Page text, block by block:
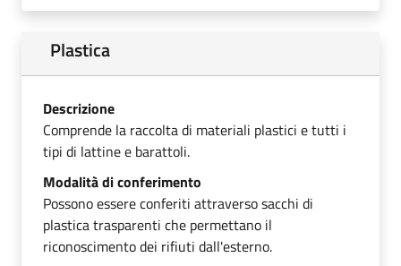
Plastica
Descrizione
Comprende la raccolta di materiali plastici e tutti i
tipi di lattine e barattoli.
Modalità di conferimento
Possono essere conferiti attraverso sacchi di
plastica trasparenti che permettano il
riconoscimento dei rifiuti dall'esterno.